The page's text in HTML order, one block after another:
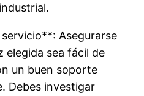
Asegurarse
elegida sea fácil de
un buen soporte
Debes investigar